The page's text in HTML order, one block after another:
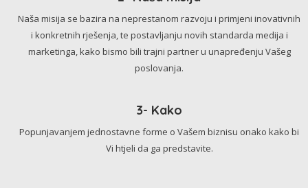
Naša misija se bazira na neprestanom razvoju i primjeni inovativnih
i konkretnih rješenja, te postavljanju novih standarda medija i
marketinga, kako bismo bili trajni partner u unapređenju Vašeg
poslovanja.
3- Kako
Popunjavanjem jednostavne forme o Vašem biznisu onako kako bi
Vi htjeli da ga predstavite.